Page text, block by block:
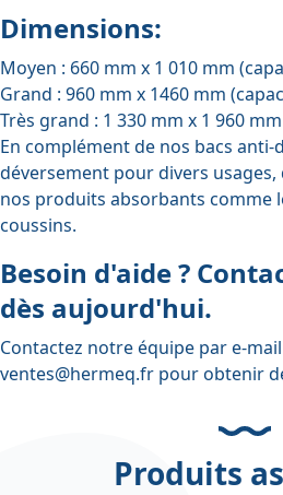
Dimensions:
Moyen : 660 mm x 1 010 mm
Grand : 960 mm x 1460 mm
Très grand : 1 330 mm x 1 960
En complément de nos bacs anti-
déversement pour divers
nos produits absorbants comme
coussins.
Besoin d'aide ?
dès aujourd'hui.
Contactez notre équipe par e-
ventes@hermeq.fr pour obtenir
Produits